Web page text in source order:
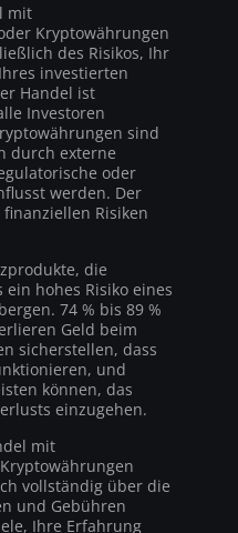
mit
Kryptowährungen
des Risikos, Ihr
investierten
Handel ist
Investoren
sind
durch externe
oder
werden. Der
Risiken
die
hohes Risiko eines
74 % bis 89 %
Geld beim
sicherstellen, dass
und
können, das
einzugehen.
mit
vollständig über die
und Gebühren
Ihre Erfahrung